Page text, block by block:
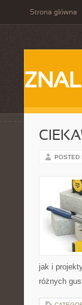
Strona główna
POSTED
jak i
różnych